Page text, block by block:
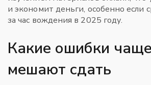
и экономит деньги, особенно если
за час вождения в 2025 году.
Какие ошибки
мешают сдать